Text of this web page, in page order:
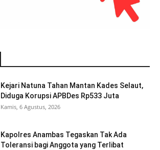
Kejari Natuna Tahan Mantan Kades Selaut,
Diduga Korupsi APBDes Rp533 Juta
Kamis, 6 Agustus, 2026
Kapolres Anambas Tegaskan Tak Ada
Toleransi bagi Anggota yang Terlibat